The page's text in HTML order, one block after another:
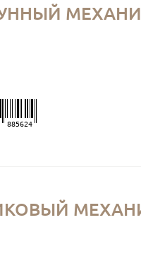
885624